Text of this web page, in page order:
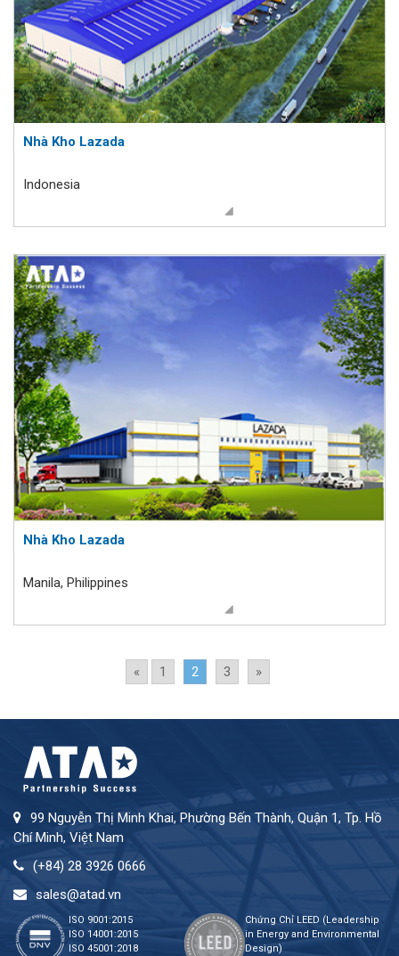
Nhà Kho Lazada
Indonesia
Nhà Kho Lazada
Manila, Philippines
« 1 2 3 »
99 Nguyễn Thị Minh Khai, Phường Bến Thành, Quận 1, Tp. Hồ
Chí Minh, Việt Nam
(+84) 28 3926 0666
sales@atad.vn
ISO 9001:2015
ISO 14001:2015
ISO 45001:2018
Chứng Chỉ LEED (Leadership
in Energy and Environmental
Design)